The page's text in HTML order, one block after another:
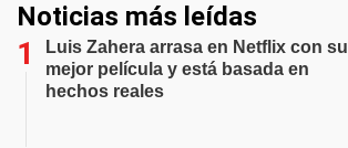
Noticias más leídas
Luis Zahera arrasa en Netflix con su
mejor película y está basada en
hechos reales